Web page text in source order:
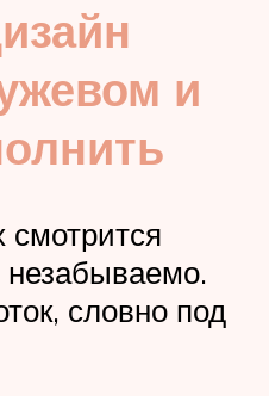
и
смотрится
словно под